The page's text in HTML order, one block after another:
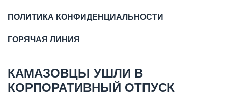
ПОЛИТИКА КОНФИДЕНЦИАЛЬНОСТИ
ГОРЯЧАЯ ЛИНИЯ
КАМАЗОВЦЫ УШЛИ В
КОРПОРАТИВНЫЙ ОТПУСК